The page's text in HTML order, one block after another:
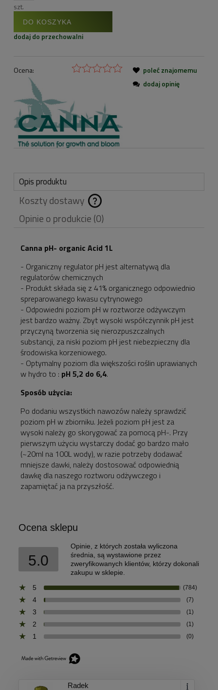
szt.
DO KOSZYKA
dodaj do przechowalni
Ocena:
poleć znajomemu
dodaj opinię
Opis produktu
Koszty dostawy
Cena nie zawiera
ewentualnych kosztów
płatności
Opinie o produkcie (0)
Canna pH- organic Acid 1L
- Organiczny regulator pH jest alternatywą dla
regulatorów chemicznych
- Produkt składa się z 41% organicznego odpowiednio
spreparowanego kwasu cytrynowego
- Odpowiedni poziom pH w roztworze odżywczym
jest bardzo ważny. Zbyt wysoki współczynnik pH jest
przyczyną tworzenia się nierozpuszczalnych
substancji, za niski poziom pH jest niebezpieczny dla
środowiska korzeniowego.
- Optymalny poziom dla większości roślin uprawianych
w hydro to : pH 5,2 do 6,4.
Sposób użycia:
Po dodaniu wszystkich nawozów należy sprawdzić
poziom pH w zbiorniku. Jeżeli poziom pH jest za
wysoki należy go skorygować za pomocą pH-. Przy
pierwszym użyciu wystarczy dodać go bardzo mało
(~20ml na 100L wody), w razie potrzeby dodawać
mniejsze dawki, należy dostosować odpowiednią
dawkę dla naszego roztworu odżywczego i
zapamiętać ja na przyszłość.
Ocena sklepu
5.0
Opinie, z których została wyliczona
średnia, są wystawione przez
zweryfikowanych klientów, którzy dokonali
zakupu w sklepie.
5
(784)
4 (7)
3 (1)
2 (1)
1 (0)
Radek